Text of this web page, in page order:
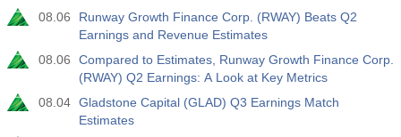
12:30
несельскохозяйственном секторе
Акт.
30 тыс
Прог.
40 тыс
Пред.
30 тыс
08.06
Runway Growth Finance Corp. (RWAY) Beats Q2
Earnings and Revenue Estimates
08.06
Compared to Estimates, Runway Growth Finance Corp.
(RWAY) Q2 Earnings: A Look at Key Metrics
08.04 Gladstone Capital (GLAD) Q3 Earnings Match
Estimates